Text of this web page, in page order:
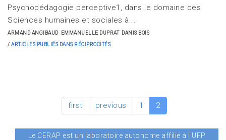
Psychopédagogie perceptive1, dans le domaine des
Sciences humaines et sociales à...
ARMAND ANGIBAUD EMMANUELLE DUPRAT DANIS BOIS
ARTICLES PUBLIÉS DANS RÉCIPROCITÉS
first previous 1 2
Le CERAP est un laboratoire autonome affilié à l'UFP